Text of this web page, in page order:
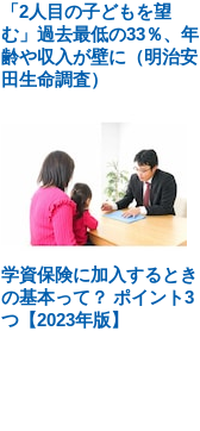
「2人目の子どもを望
む」過去最低の33％、年
齢や収入が壁に（明治安
田生命調査）
学資保険に加入するとき
の基本って？ ポイント3
つ【2023年版】